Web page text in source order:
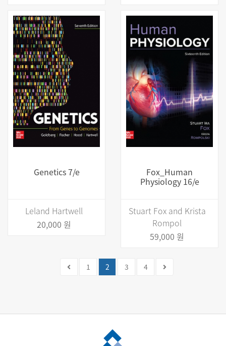
Genetics 7/e
Leland Hartwell
20,000 원
Fox_Human
Physiology 16/e
Stuart Fox and Krista
Rompol
59,000 원
1 2(current)
3 4